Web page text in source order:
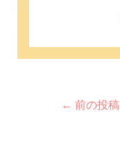
← 前の投稿